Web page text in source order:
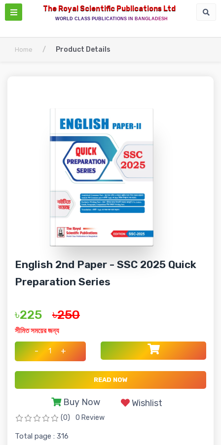
The Royal Scientific Publications Ltd
WORLD CLASS PUBLICATIONS IN BANGLADESH
Home / Product Details
English 2nd Paper - SSC 2025 Quick
Preparation Series
৳225 ৳250
সীমিত সময়ের জন্য
- +
READ NOW
Buy Now Wishlist
(0) 0 Review
Total page : 316